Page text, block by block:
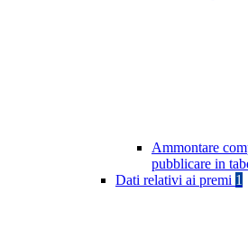
Ammontare
pubblicare in
Dati relativi ai premi 1